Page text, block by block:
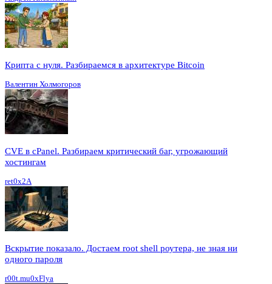
Крипта с нуля. Разбираемся в архитектуре Bitcoin
Валентин Холмогоров
CVE в cPanel. Разбираем критический баг, угрожающий
хостингам
ret0x2A
Вскрытие показало. Достаем root shell роутера, не зная ни
одного пароля
r00t.mu0xFlya